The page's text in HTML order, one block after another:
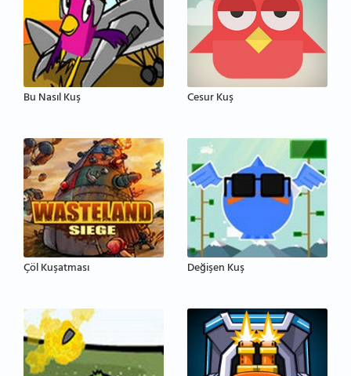
Bu Nasıl Kuş Cesur Kuş
Çöl Kuşatması Değişen Kuş